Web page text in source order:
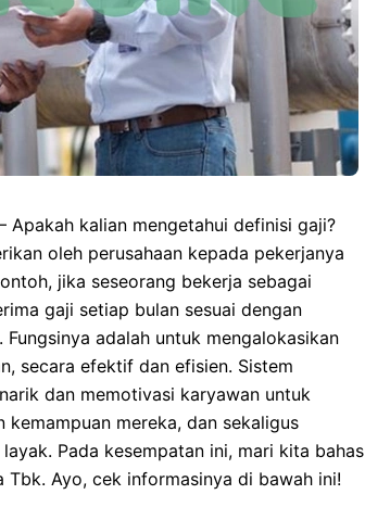
Apakah kalian mengetahui definisi gaji?
oleh perusahaan kepada pekerjanya
jika seseorang bekerja sebagai
gaji setiap bulan sesuai dengan
adalah untuk mengalokasikan
secara efektif dan efisien. Sistem
dan memotivasi karyawan untuk
kemampuan mereka, dan sekaligus
Pada kesempatan ini, mari kita bahas
Ayo, cek informasinya di bawah ini!